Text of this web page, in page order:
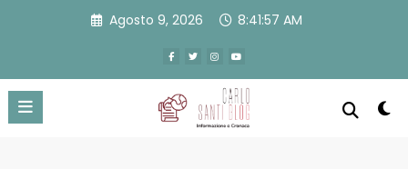
Agosto 9, 2026 8:41:57 AM